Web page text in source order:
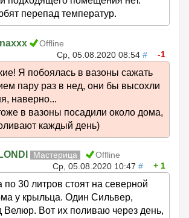
перепад температур.
Offline
Ср, 05.08.2020 08:54 # -1
Я побоялась в вазоны сажать
пару раз в нед, они бы высохли
наверно...
в вазоны посадили около дома,
каждый день)
Мастерица
Offline
Ср, 05.08.2020 10:47 # 1
по 30 литров стоят на северной
у крыльца. Один Сильвер,
Велюр. Вот их поливаю через день,